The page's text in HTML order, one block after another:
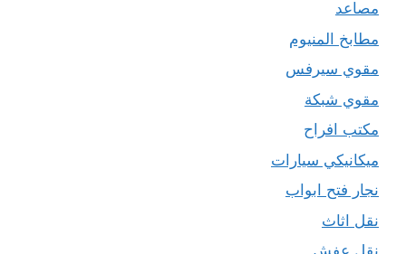
مصاعد
مطابخ المنيوم
مقوي سيرفس
مقوي شبكة
مكتب افراح
ميكانيكي سيارات
نجار فتح ابواب
نقل اثاث